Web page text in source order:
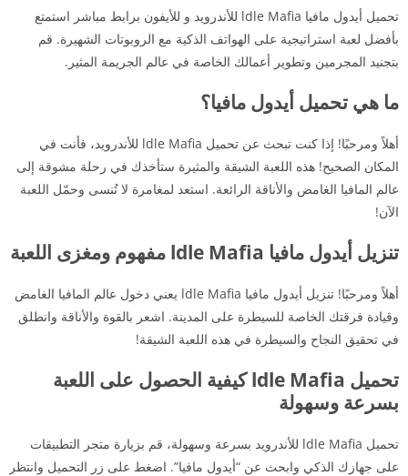
تحميل أيدول مافيا ldle Mafia للأندرويد و للأيفون برابط مباشر استمتع
بأفضل لعبة استراتيجية على الهواتف الذكية مع الروبوتات الشهيرة. قم
بتجنيد المجرمين وتطوير أعمالك الخاصة في عالم الجريمة المثير.
ما هي تحميل أيدول مافيا؟
أهلاً ومرحبًا! إذا كنت تبحث عن تحميل ldle Mafia للأندرويد، فأنت في
المكان الصحيح! هذه اللعبة الشيقة والمثيرة ستأخذك في رحلة مشوقة إلى
عالم المافيا الغامض والأناقة الرائعة. استعد لمغامرة لا تُنسى وحمّل اللعبة
الآن!
تنزيل أيدول مافيا ldle Mafia مفهوم ومغزى اللعبة
أهلاً ومرحبًا! تنزيل أيدول مافيا ldle Mafia يعني دخول عالم المافيا الغامض
وقيادة فرقتك الخاصة للسيطرة على المدينة. اشعر بالقوة والأناقة وانطلق
في تحقيق النجاح والسيطرة في هذه اللعبة الشيقة!
تحميل ldle Mafia كيفية الحصول على اللعبة
بسرعة وسهولة
تحميل ldle Mafia للأندرويد بسرعة وسهولة، قم بزيارة متجر التطبيقات
على جهازك الذكي وابحث عن “أيدول مافيا”. اضغط على زر التحميل وانتظر